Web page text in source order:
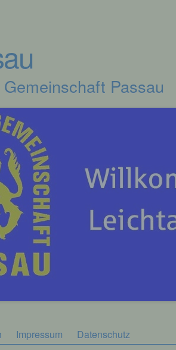
Passau
Impressum Datenschutz